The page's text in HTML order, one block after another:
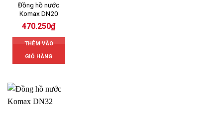
Đồng hồ nước
Komax DN20
470.250₫
THÊM VÀO
GIỎ HÀNG